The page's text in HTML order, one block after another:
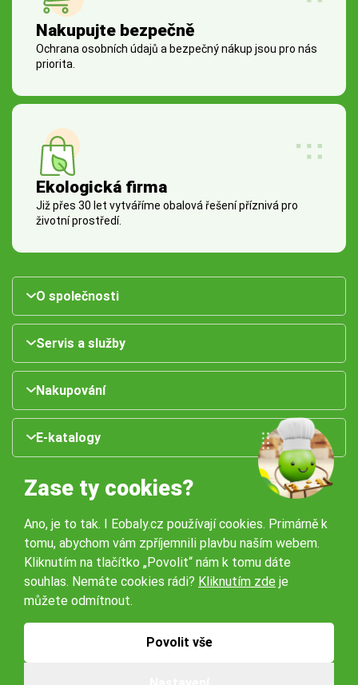
Nakupujte bezpečně
Ochrana osobních údajů a bezpečný nákup jsou pro nás
priorita.
Ekologická firma
Již přes 30 let vytváříme obalová řešení příznivá pro
životní prostředí.
O společnosti
Servis a služby
Nakupování
E-katalogy
Naše pobočky:
Obchodní podmínky
Zase ty cookies?
Ano, je to tak. I Eobaly.cz používají cookies. Primárně k
tomu, abychom vám zpříjemnili plavbu naším webem.
Kliknutím na tlačítko „Povolit“ nám k tomu dáte
souhlas. Nemáte cookies rádi? Kliknutím zde je
můžete odmítnout.
Povolit vše